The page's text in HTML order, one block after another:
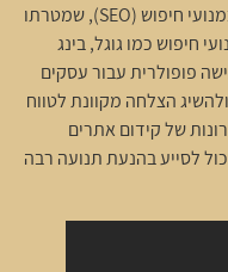
הצמיחה המקוונת הזו הוא קידום אתרים במנועי חיפוש (SEO), שמטרתו
חיפוש כמו גוגל, בינג
פופולרית עבור עסקים
הצלחה מקוונת לטווח
של קידום אתרים
לסייע בהנעת תנועה רבה